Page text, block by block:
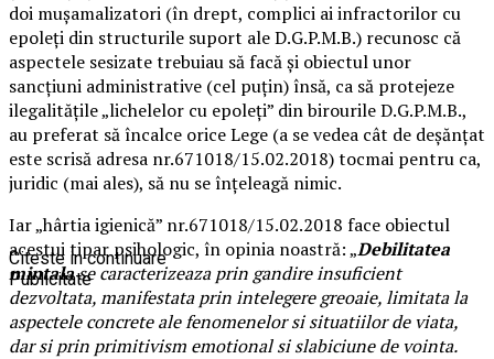
doi mușamalizatori (în drept, complici ai infractorilor cu
epoleți din structurile suport ale D.G.P.M.B.) recunosc că
aspectele sesizate trebuiau să facă și obiectul unor
sancțiuni administrative (cel puțin) însă, ca să protejeze
ilegalitățile „lichelelor cu epoleți” din birourile D.G.P.M.B.,
au preferat să încalce orice Lege (a se vedea cât de deșănțat
este scrisă adresa nr.671018/15.02.2018) tocmai pentru ca,
juridic (mai ales), să nu se înțeleagă nimic.
Iar „hârtia igienică” nr.671018/15.02.2018 face obiectul
acestui tipar psihologic, în opinia noastră: „Debilitatea
mintalase caracterizeaza prin gandire insuficient
dezvoltata, manifestata prin intelegere greoaie, limitata la
aspectele concrete ale fenomenelor si situatiilor de viata,
dar si prin primitivism emotional si slabiciune de vointa.
Citeste in continuare
Publicitate